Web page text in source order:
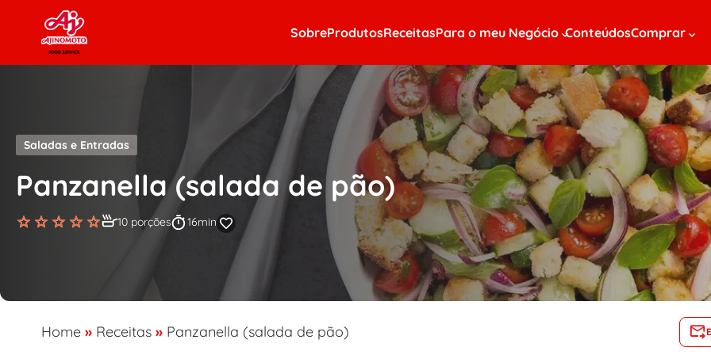
Skip to content
SobreProdutosReceitasPara o meu Negócio ConteúdosComprar
Saladas e Entradas
Panzanella (salada de pão)
10 porções 16min
Home » Receitas » Panzanella (salada de pão)